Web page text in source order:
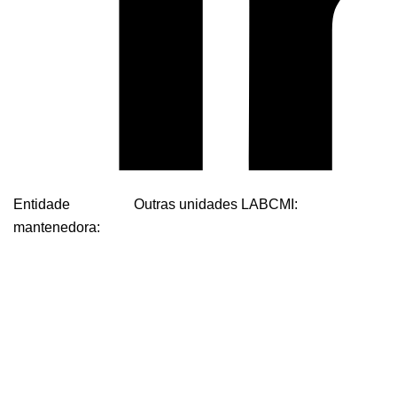
Entidade
mantenedora:
Outras unidades LABCMI: